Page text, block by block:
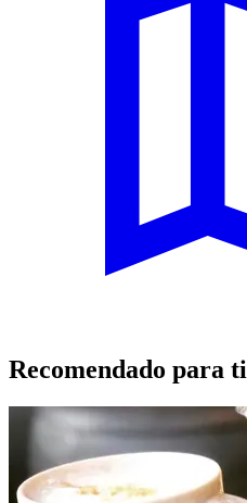
Recomendado para ti